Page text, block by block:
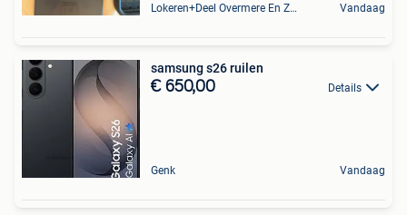
Lokeren+Deel Overmere En Zele Vandaag
samsung s26 ruilen
€ 650,00 Details
Genk Vandaag